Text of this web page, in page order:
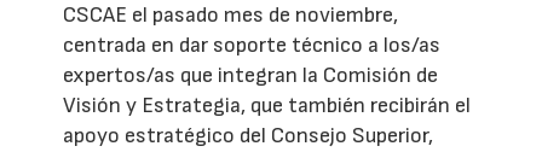
CSCAE el pasado mes de noviembre,
centrada en dar soporte técnico a los/as
expertos/as que integran la Comisión de
Visión y Estrategia, que también recibirán el
apoyo estratégico del Consejo Superior,